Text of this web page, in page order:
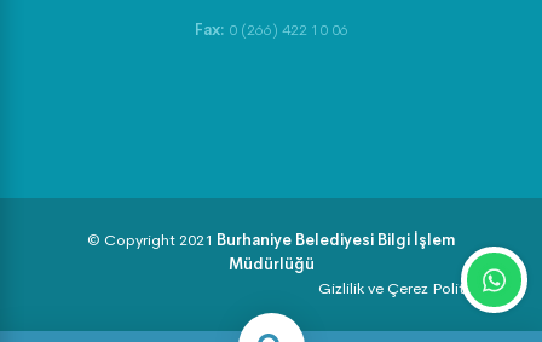
Fax: 0 (266) 422 10 06
© Copyright 2021 Burhaniye Belediyesi Bilgi İşlem
Müdürlüğü
Gizlilik ve Çerez Politikası